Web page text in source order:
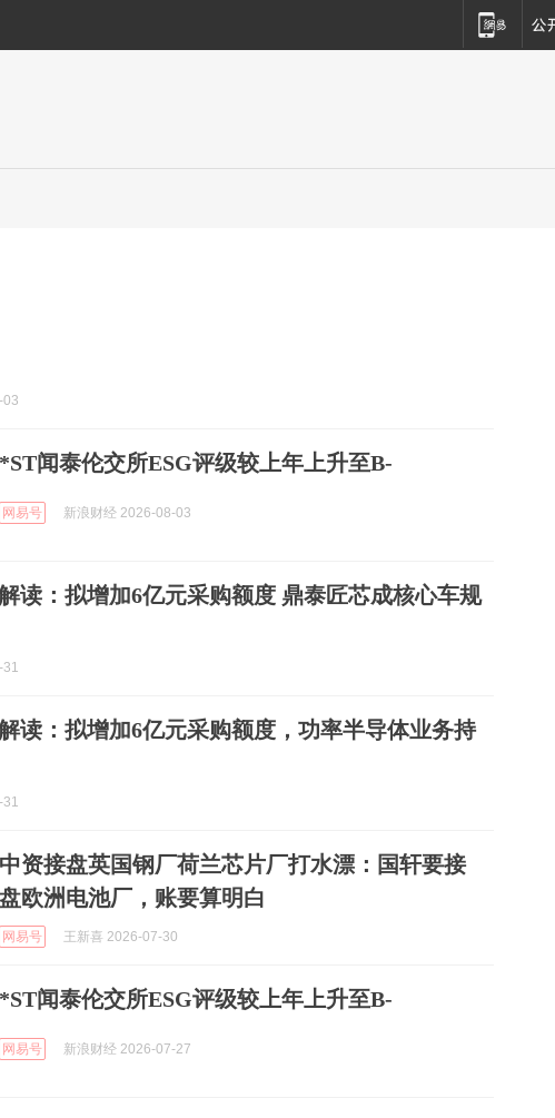
03
*ST闻泰伦交所ESG评级较上年上升至B-
网易号 新浪财经 2026-08-03
读：拟增加6亿元采购额度 鼎泰匠芯成核心车规
31
读：拟增加6亿元采购额度，功率半导体业务持
31
中资接盘英国钢厂荷兰芯片厂打水漂：国轩要接
盘欧洲电池厂，账要算明白
网易号 王新喜 2026-07-30
*ST闻泰伦交所ESG评级较上年上升至B-
网易号 新浪财经 2026-07-27